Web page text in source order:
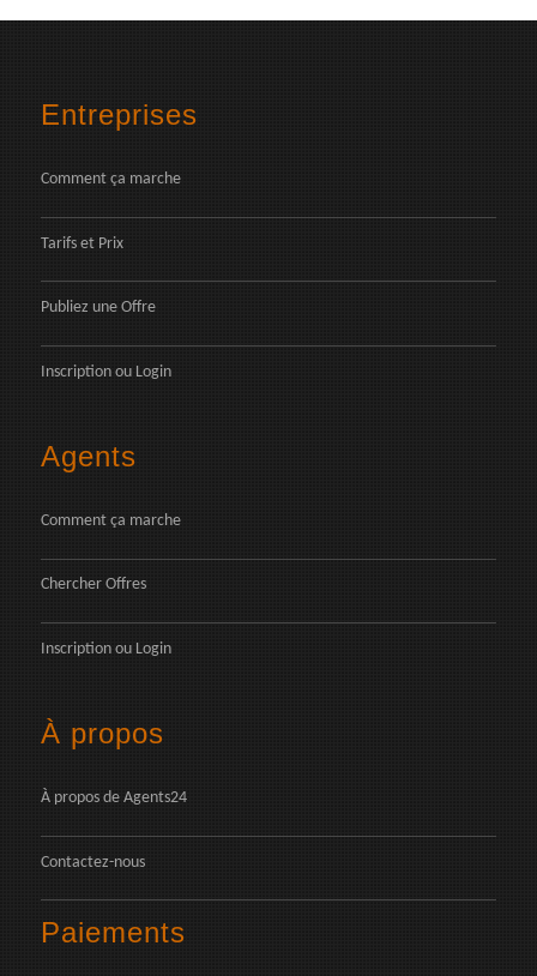
Entreprises
Comment ça marche
Tarifs et Prix
Publiez une Offre
Inscription ou Login
Agents
Comment ça marche
Chercher Offres
Inscription ou Login
À propos
À propos de Agents24
Contactez-nous
Paiements